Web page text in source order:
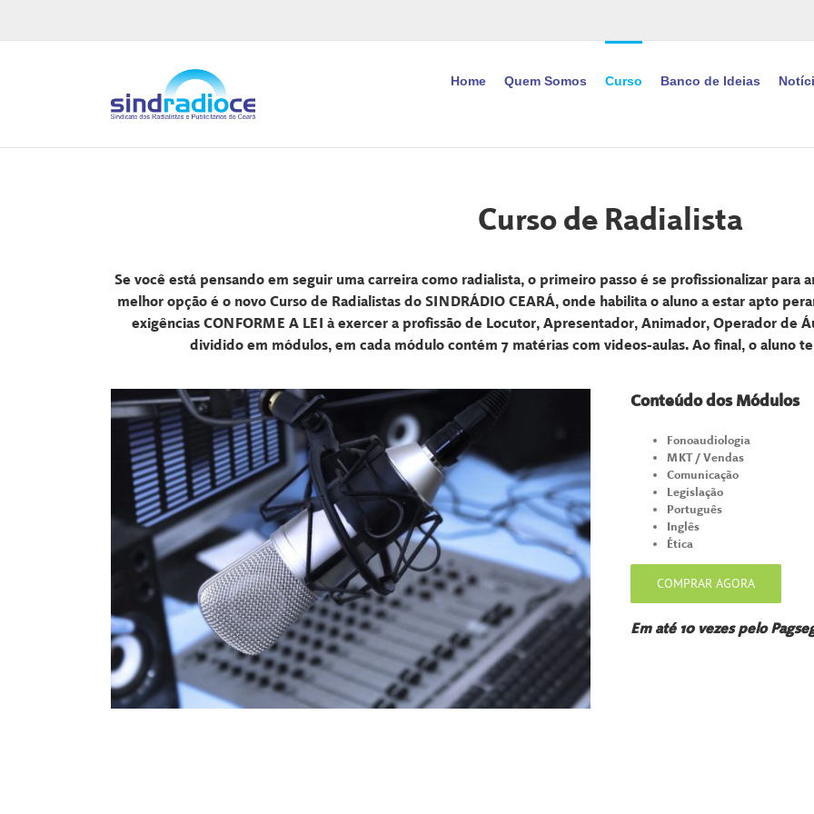
o
Home Quem Somos Curso Banco de Ideias
Curso de Radialista
Se você está pensando em seguir uma carreira como radialista, o primeiro passo é se profissionalizar para
melhor opção é o novo Curso de Radialistas do SINDRÁDIO CEARÁ, onde habilita o aluno a estar apto
exigências CONFORME A LEI à exercer a profissão de Locutor, Apresentador, Animador, Operador de
dividido em módulos, em cada módulo contém 7 matérias com videos-aulas. Ao final, o aluno
Conteúdo dos Módulos
Fonoaudiologia
MKT / Vendas
Comunicação
Legislação
Português
Inglês
Ética
COMPRAR AGORA
Em até 10 vezes pelo